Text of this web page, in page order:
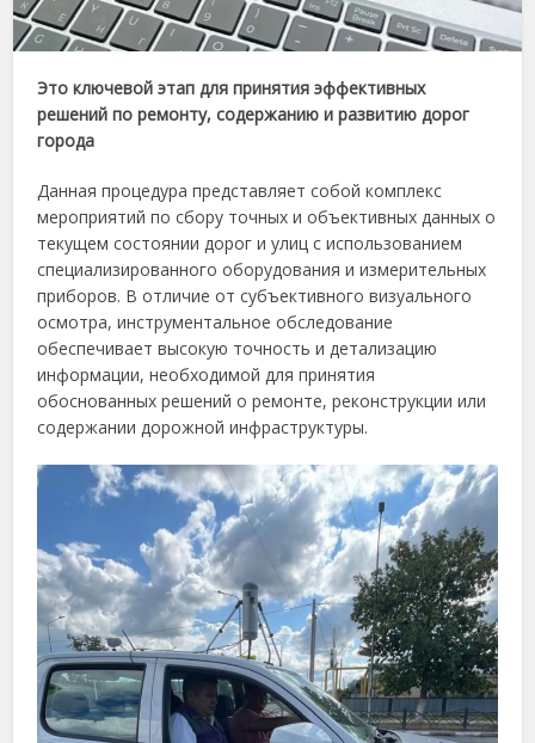
Это ключевой этап для принятия эффективных
решений по ремонту, содержанию и развитию дорог
города
Данная процедура представляет собой комплекс
мероприятий по сбору точных и объективных данных о
текущем состоянии дорог и улиц с использованием
специализированного оборудования и измерительных
приборов. В отличие от субъективного визуального
осмотра, инструментальное обследование
обеспечивает высокую точность и детализацию
информации, необходимой для принятия
обоснованных решений о ремонте, реконструкции или
содержании дорожной инфраструктуры.